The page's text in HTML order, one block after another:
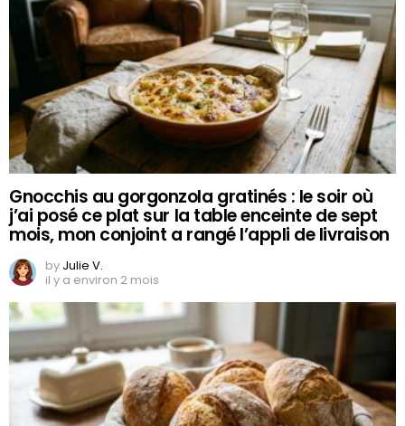
Gnocchis au gorgonzola gratinés : le soir où
j’ai posé ce plat sur la table enceinte de sept
mois, mon conjoint a rangé l’appli de livraison
by Julie V.
il y a environ 2 mois